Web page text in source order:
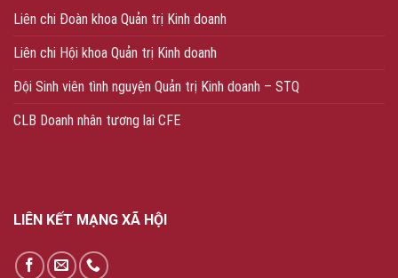
Liên chi Đoàn khoa Quản trị Kinh doanh
Liên chi Hội khoa Quản trị Kinh doanh
Đội Sinh viên tình nguyện Quản trị Kinh doanh – STQ
CLB Doanh nhân tương lai CFE
LIÊN KẾT MẠNG XÃ HỘI